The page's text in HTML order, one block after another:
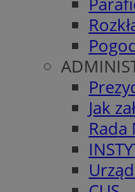
Jak
Rada